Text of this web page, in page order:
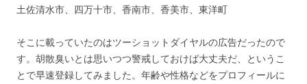
土佐清水市、四万十市、香南市、香美市、東洋町
そこに載っていたのはツーショットダイヤルの広告だったので
す。胡散臭いとは思いつつ警戒しておけば大丈夫だ、というこ
とで早速登録してみました。年齢や性格などをプロフィールに